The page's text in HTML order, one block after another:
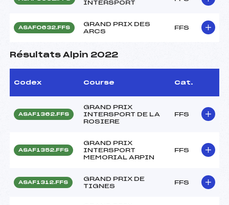
INTERSPORT
ASAF0632.FFS
GRAND PRIX DES
ARCS
FFS
Résultats Alpin 2022
Codex Course Cat.
ASAF1362.FFS
GRAND PRIX
INTERSPORT DE LA
ROSIERE
FFS
ASAF1352.FFS
GRAND PRIX
INTERSPORT
MEMORIAL ARPIN
FFS
ASAF1312.FFS
GRAND PRIX DE
TIGNES
FFS